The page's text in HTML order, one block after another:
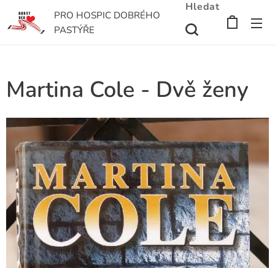
PRO HOSPIC DOBRÉHO
PASTÝŘE
Hledat
Martina Cole - Dvě ženy